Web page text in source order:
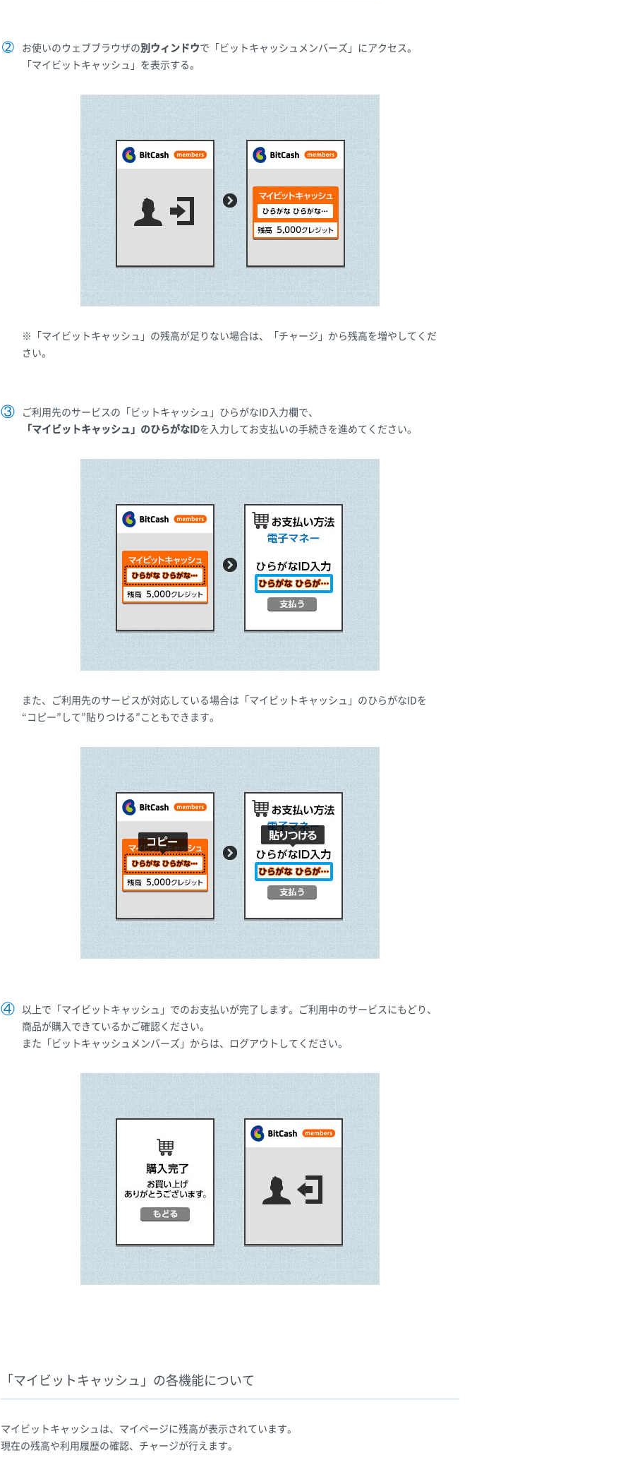
お使いのウェブブラウザの別ウィンドウで「ビットキャッシュメンバーズ」にアクセス。
「マイビットキャッシュ」を表示する。
※「マイビットキャッシュ」の残高が足りない場合は、「チャージ」から残高を増やしてくだ
さい。
ご利用先のサービスの「ビットキャッシュ」ひらがなID入力欄で、
「マイビットキャッシュ」のひらがなIDを入力してお支払いの手続きを進めてください。
また、ご利用先のサービスが対応している場合は「マイビットキャッシュ」のひらがなIDを
“コピー”して”貼りつける”こともできます。
以上で「マイビットキャッシュ」でのお支払いが完了します。ご利用中のサービスにもどり、
商品が購入できているかご確認ください。
また「ビットキャッシュメンバーズ」からは、ログアウトしてください。
「マイビットキャッシュ」の各機能について
マイビットキャッシュは、マイページに残高が表示されています。
現在の残高や利用履歴の確認、チャージが行えます。